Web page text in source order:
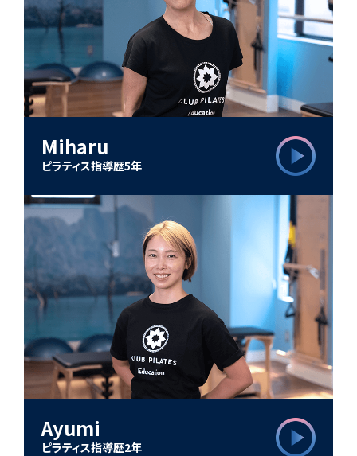
Miharu
ピラティス指導歴5年
Ayumi
ピラティス指導歴2年